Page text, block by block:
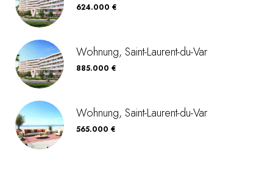
624.000 €
Wohnung, Saint-Laurent-du-Var
885.000 €
Wohnung, Saint-Laurent-du-Var
565.000 €